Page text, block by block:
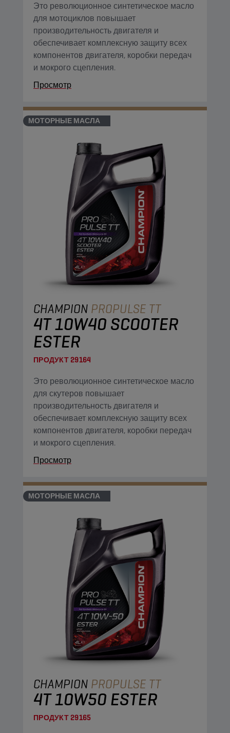
Это революционное синтетическое масло
для мотоциклов повышает
производительность двигателя и
обеспечивает комплексную защиту всех
компонентов двигателя, коробки передач
и мокрого сцепления.
Просмотр
МОТОРНЫЕ МАСЛА
CHAMPION PROPULSE TT
4T 10W40 SCOOTER
ESTER
ПРОДУКТ29164
Это революционное синтетическое масло
для скутеров повышает
производительность двигателя и
обеспечивает комплексную защиту всех
компонентов двигателя, коробки передач
и мокрого сцепления.
Просмотр
МОТОРНЫЕ МАСЛА
CHAMPION PROPULSE TT
4T 10W50 ESTER
ПРОДУКТ29165